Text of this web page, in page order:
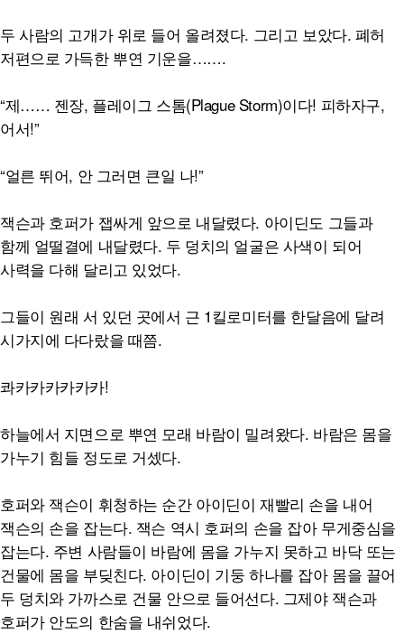
두 사람의 고개가 위로 들어 올려졌다. 그리고 보았다. 폐허
저편으로 가득한 뿌연 기운을…….
“제…… 젠장, 플레이그 스톰(Plague Storm)이다! 피하자구,
어서!”
“얼른 뛰어, 안 그러면 큰일 나!”
잭슨과 호퍼가 잽싸게 앞으로 내달렸다. 아이딘도 그들과
함께 얼떨결에 내달렸다. 두 덩치의 얼굴은 사색이 되어
사력을 다해 달리고 있었다.
그들이 원래 서 있던 곳에서 근 1킬로미터를 한달음에 달려
시가지에 다다랐을 때쯤.
콰카카카카카카!
하늘에서 지면으로 뿌연 모래 바람이 밀려왔다. 바람은 몸을
가누기 힘들 정도로 거셌다.
호퍼와 잭슨이 휘청하는 순간 아이딘이 재빨리 손을 내어
잭슨의 손을 잡는다. 잭슨 역시 호퍼의 손을 잡아 무게중심을
잡는다. 주변 사람들이 바람에 몸을 가누지 못하고 바닥 또는
건물에 몸을 부딪친다. 아이딘이 기둥 하나를 잡아 몸을 끌어
두 덩치와 가까스로 건물 안으로 들어선다. 그제야 잭슨과
호퍼가 안도의 한숨을 내쉬었다.